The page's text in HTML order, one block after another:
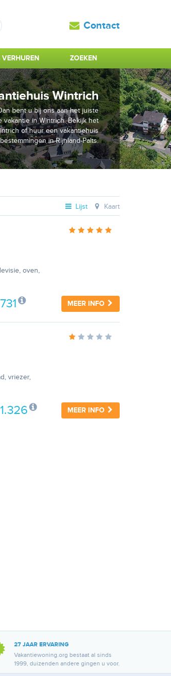
Contact
ZOEKEN
Wintrich
bent u bij ons aan het juiste
in Wintrich. Bekijk het
of huur een vakantiehuis
in Rijnland-Palts.
Lijst Kaart
oven,
MEER INFO
vriezer,
MEER INFO
27 JAAR ERVARING
Vakantiewoning.org bestaat al sinds
1999, duizenden andere gingen u voor.